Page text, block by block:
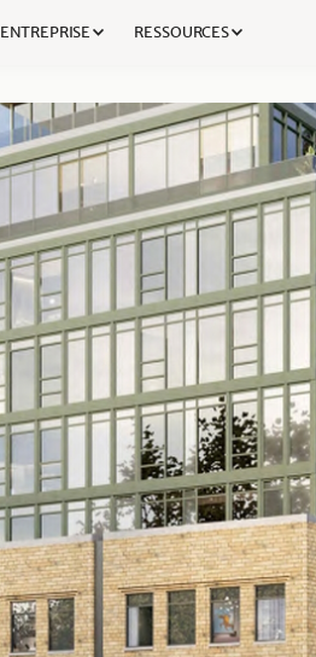
ENTREPRISE RESSOURCES